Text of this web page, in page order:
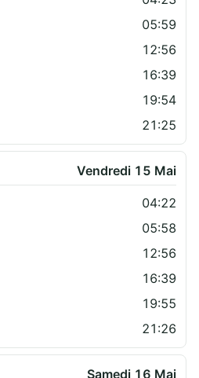
05:59
12:56
16:39
19:54
21:25
Vendredi 15 Mai
04:22
05:58
12:56
16:39
19:55
21:26
Samedi 16 Mai